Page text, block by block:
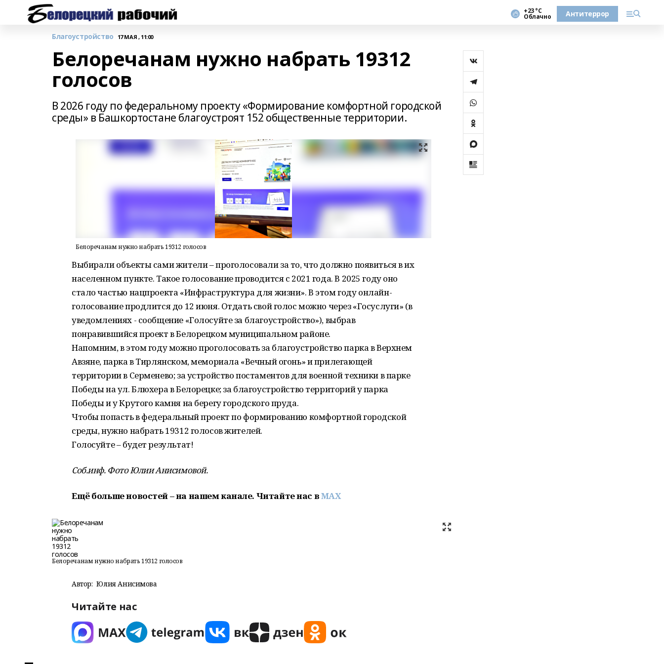
+23 °С
Облачно Антитеррор
Благоустройство 17 МАЯ , 11:00
Белоречанам нужно набрать 19312
голосов
В 2026 году по федеральному проекту «Формирование комфортной городской
среды» в Башкортостане благоустроят 152 общественные территории.
Белоречанам нужно набрать 19312 голосов
Выбирали объекты сами жители – проголосовали за то, что должно появиться в их
населенном пункте. Такое голосование проводится с 2021 года. В 2025 году оно
стало частью нацпроекта «Инфраструктура для жизни». В этом году онлайн-
голосование продлится до 12 июня. Отдать свой голос можно через «Госуслуги» (в
уведомлениях - сообщение «Голосуйте за благоустройство»), выбрав
понравившийся проект в Белорецком муниципальном районе.
Напомним, в этом году можно проголосовать за благоустройство парка в Верхнем
Авзяне, парка в Тирлянском, мемориала «Вечный огонь» и прилегающей
территории в Серменево; за устройство постаментов для военной техники в парке
Победы на ул. Блюхера в Белорецке; за благоустройство территорий у парка
Победы и у Крутого камня на берегу городского пруда.
Чтобы попасть в федеральный проект по формированию комфортной городской
среды, нужно набрать 19312 голосов жителей.
Голосуйте – будет результат!
Соб.инф. Фото Юлии Анисимовой.
Ещё больше новостей – на нашем канале. Читайте нас вMAX
Белоречанам нужно набрать 19312 голосов
Автор: Юлия Анисимова
Читайте нас